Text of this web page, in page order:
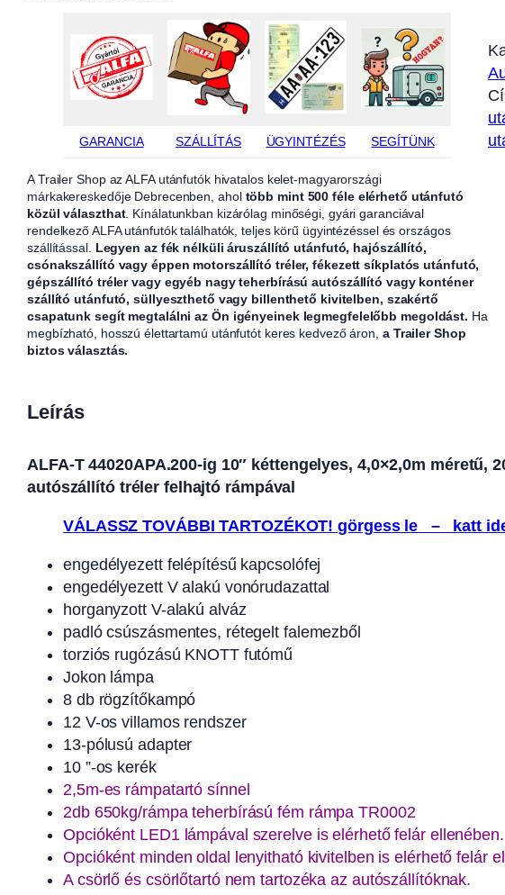
GARANCIA SZÁLLÍTÁS ÜGYINTÉZÉS SEGÍTÜNK
A Trailer Shop az ALFA utánfutók hivatalos kelet-magyarországi
márkakereskedője Debrecenben, ahol több mint 500 féle elérhető utánfutó
közül választhat. Kínálatunkban kizárólag minőségi, gyári garanciával
rendelkező ALFA utánfutók találhatók, teljes körű ügyintézéssel és országos
szállítással. Legyen az fék nélküli áruszállító utánfutó, hajószállító,
csónakszállító vagy éppen motorszállító tréler, fékezett síkplatós utánfutó,
gépszállító tréler vagy egyéb nagy teherbírású autószállító vagy konténer
szállító utánfutó, süllyeszthető vagy billenthető kivitelben, szakértő
csapatunk segít megtalálni az Ön igényeinek legmegfelelőbb megoldást. Ha
megbízható, hosszú élettartamú utánfutót keres kedvező áron, a Trailer Shop
biztos választás.
Leírás
ALFA-T 44020APA.200-ig 10″ kéttengelyes, 4,0×2,0m
autószállító tréler felhajtó rámpával
VÁLASSZ TOVÁBBI TARTOZÉKOT! görgess le – katt
engedélyezett felépítésű kapcsolófej
engedélyezett V alakú vonórudazattal
horganyzott V-alakú alváz
padló csúszásmentes, rétegelt falemezből
torziós rugózású KNOTT futómű
Jokon lámpa
8 db rögzítőkampó
12 V-os villamos rendszer
13-pólusú adapter
10 ”-os kerék
2,5m-es rámpatartó sínnel
2db 650kg/rámpa teherbírású fém rámpa TR0002
Opcióként LED1 lámpával szerelve is elérhető felár ellenében.
Opcióként minden oldal lenyitható kivitelben is elérhető felár
A csörlő és csörlőtartó nem tartozéka az autószállítóknak.